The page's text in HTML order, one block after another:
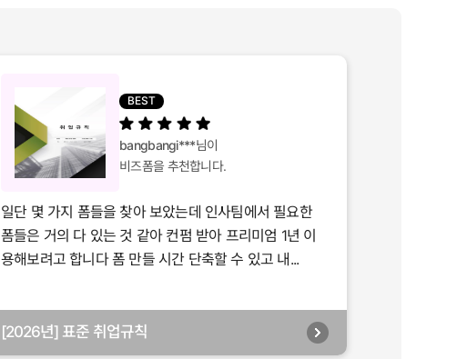
BEST
bangbangi***님이
비즈폼을 추천합니다.
일단 몇 가지 폼들을 찾아 보았는데 인사팀에서 필요한
폼들은 거의 다 있는 것 같아 컨펌 받아 프리미엄 1년 이
용해보려고 합니다 폼 만들 시간 단축할 수 있고 내...
[2026년] 표준 취업규칙